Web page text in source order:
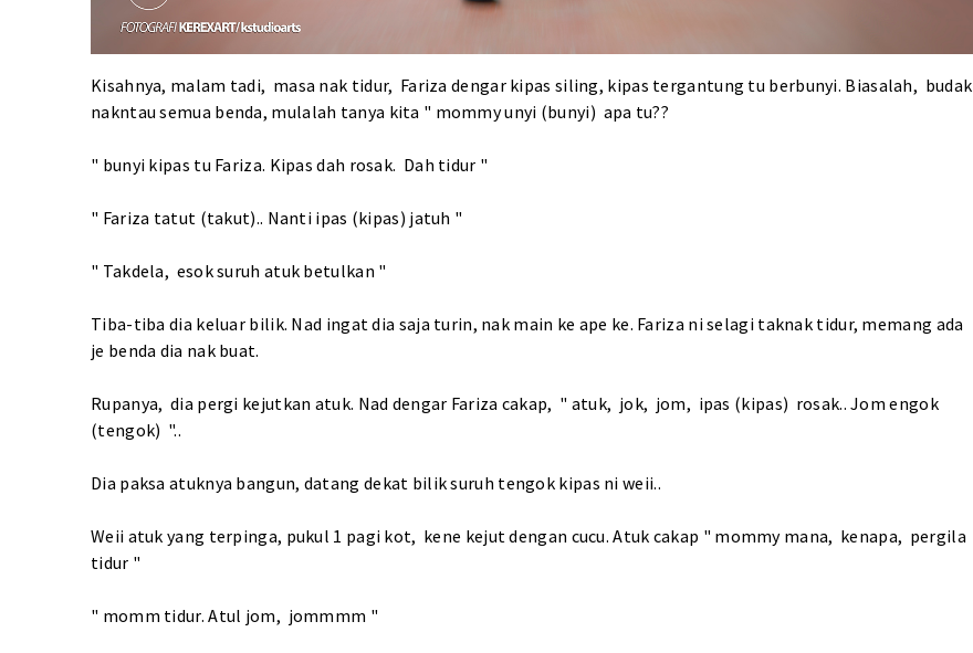
Kisahnya, malam tadi, masa nak tidur, Fariza dengar kipas siling, kipas tergantung tu berbunyi. Biasalah, budak
nakntau semua benda, mulalah tanya kita " mommy unyi (bunyi) apa tu??
" bunyi kipas tu Fariza. Kipas dah rosak. Dah tidur "
" Fariza tatut (takut).. Nanti ipas (kipas) jatuh "
" Takdela, esok suruh atuk betulkan "
Tiba-tiba dia keluar bilik. Nad ingat dia saja turin, nak main ke ape ke. Fariza ni selagi taknak tidur, memang ada
je benda dia nak buat.
Rupanya, dia pergi kejutkan atuk. Nad dengar Fariza cakap, " atuk, jok, jom, ipas (kipas) rosak.. Jom engok
(tengok) "..
Dia paksa atuknya bangun, datang dekat bilik suruh tengok kipas ni weii..
Weii atuk yang terpinga, pukul 1 pagi kot, kene kejut dengan cucu. Atuk cakap " mommy mana, kenapa, pergila
tidur "
" momm tidur. Atul jom, jommmm "